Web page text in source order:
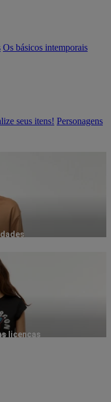
Os básicos intemporais
seus itens! Personagens
licenças